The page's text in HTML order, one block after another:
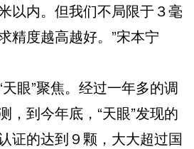
以内。但我们不局限于３毫
精度越高越好。”宋本宁
眼”聚焦。经过一年多的调
，到今年底，“天眼”发现的
证的达到９颗，大大超过国